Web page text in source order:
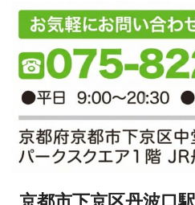
京都市下京区丹波口